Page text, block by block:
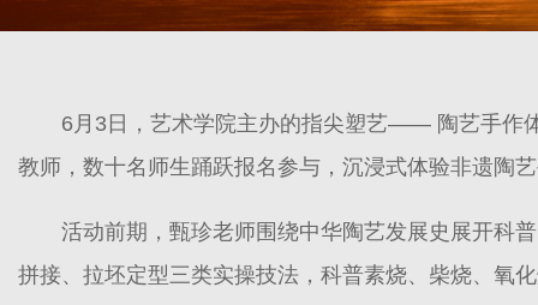
6月3日，艺术学院主办的指尖塑艺—— 陶艺手作
教师，数十名师生踊跃报名参与，沉浸式体验非遗陶
活动前期，甄珍老师围绕中华陶艺发展史展开科
拼接、拉坯定型三类实操技法，科普素烧、柴烧、氧